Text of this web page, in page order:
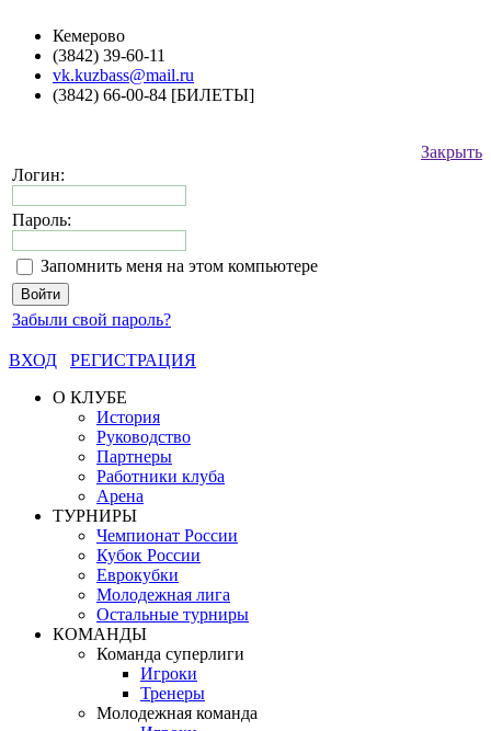
Кемерово
(3842) 39-60-11
vk.kuzbass@mail.ru
(3842) 66-00-84 [БИЛЕТЫ]
Закрыть
Логин:
Пароль:
Запомнить меня на этом компьютере
Забыли свой пароль?
ВХОД
РЕГИСТРАЦИЯ
О КЛУБЕ
История
Руководство
Партнеры
Работники клуба
Арена
ТУРНИРЫ
Чемпионат России
Кубок России
Еврокубки
Молодежная лига
Остальные турниры
КОМАНДЫ
Команда суперлиги
Игроки
Тренеры
Молодежная команда